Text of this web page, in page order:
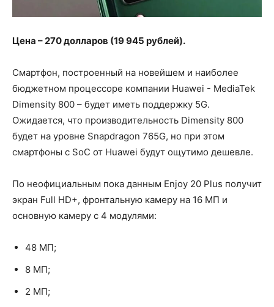
Цена – 270 долларов (19 945 рублей).
Смартфон, построенный на новейшем и наиболее
бюджетном процессоре компании Huawei - MediaTek
Dimensity 800 – будет иметь поддержку 5G.
Ожидается, что производительность Dimensity 800
будет на уровне Snapdragon 765G, но при этом
смартфоны с SoC от Huawei будут ощутимо дешевле.
По неофициальным пока данным Enjoy 20 Plus получит
экран Full HD+, фронтальную камеру на 16 МП и
основную камеру с 4 модулями:
48 МП;
8 МП;
2 МП;